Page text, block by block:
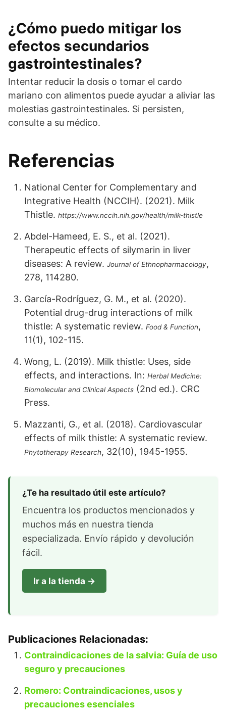
¿Cómo puedo mitigar los
efectos secundarios
gastrointestinales?
Intentar reducir la dosis o tomar el cardo
mariano con alimentos puede ayudar a aliviar las
molestias gastrointestinales. Si persisten,
consulte a su médico.
Referencias
National Center for Complementary and
Integrative Health (NCCIH). (2021). Milk
Thistle. https://www.nccih.nih.gov/health/milk-thistle
Abdel-Hameed, E. S., et al. (2021).
Therapeutic effects of silymarin in liver
diseases: A review. Journal of Ethnopharmacology,
278, 114280.
García-Rodríguez, G. M., et al. (2020).
Potential drug-drug interactions of milk
thistle: A systematic review. Food & Function,
11(1), 102-115.
Wong, L. (2019). Milk thistle: Uses, side
effects, and interactions. In: Herbal Medicine:
Biomolecular and Clinical Aspects (2nd ed.). CRC
Press.
Mazzanti, G., et al. (2018). Cardiovascular
effects of milk thistle: A systematic review.
Phytotherapy Research, 32(10), 1945-1955.
¿Te ha resultado útil este artículo?
Encuentra los productos mencionados y
muchos más en nuestra tienda
especializada. Envío rápido y devolución
fácil.
Ir a la tienda →
Publicaciones Relacionadas:
Contraindicaciones de la salvia: Guía de uso
seguro y precauciones
Romero: Contraindicaciones, usos y
precauciones esenciales